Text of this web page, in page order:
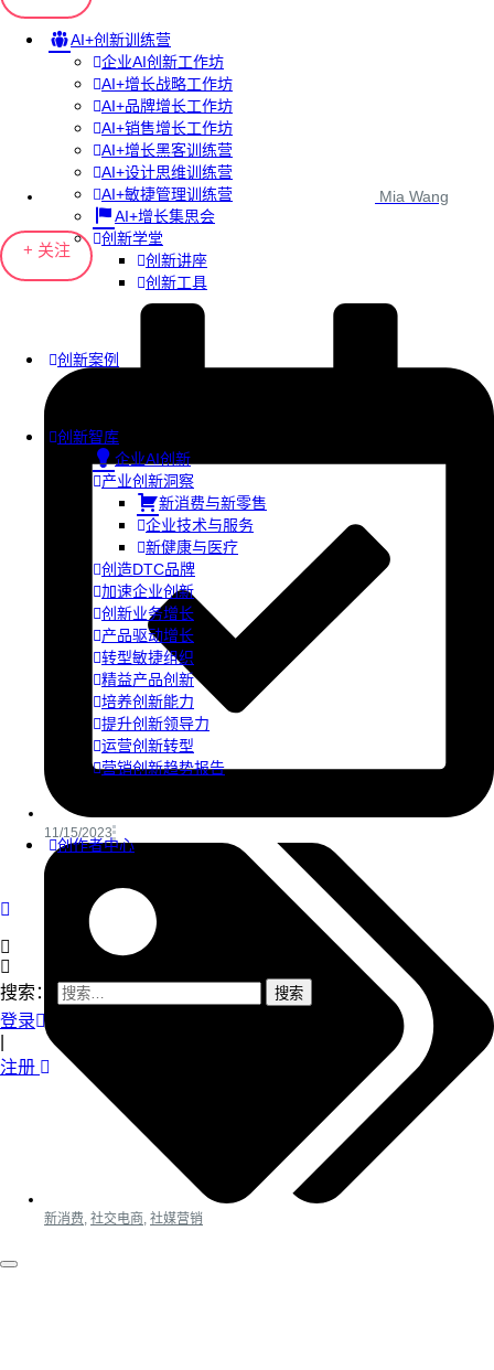
AI+创新训练营
企业AI创新工作坊
AI+增长战略工作坊
AI+品牌增长工作坊
AI+销售增长工作坊
AI+增长黑客训练营
AI+设计思维训练营
AI+敏捷管理训练营
AI+增长集思会
创新学堂
创新讲座
创新工具
创新案例
创新智库
企业AI创新
产业创新洞察
新消费与新零售
企业技术与服务
新健康与医疗
创造DTC品牌
加速企业创新
创新业务增长
产品驱动增长
转型敏捷组织
精益产品创新
培养创新能力
提升创新领导力
运营创新转型
营销创新趋势报告
创作者中心
搜索：
登录
注册
Mia Wang
+ 关注
11/15/2023
新消费 社交电商 社媒营销